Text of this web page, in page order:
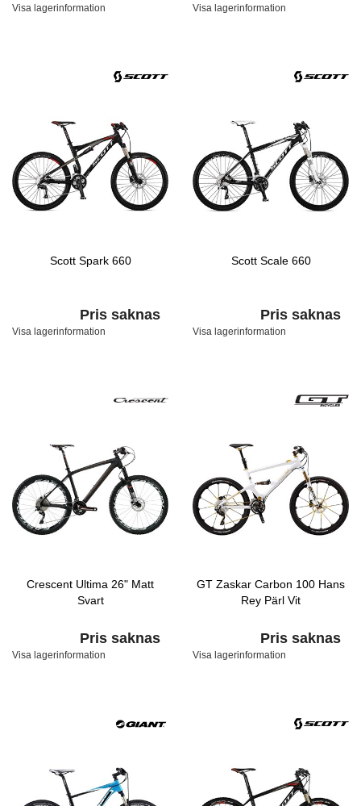
Visa lagerinformation Visa lagerinformation
Scott Spark 660
Pris saknas
Visa lagerinformation
Scott Scale 660
Pris saknas
Visa lagerinformation
Crescent Ultima 26" Matt
Svart
Pris saknas
Visa lagerinformation
GT Zaskar Carbon 100 Hans
Rey Pärl Vit
Pris saknas
Visa lagerinformation